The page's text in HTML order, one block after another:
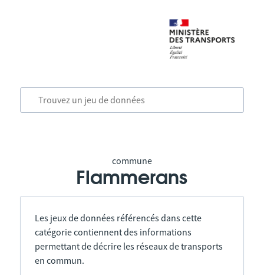
commune
Flammerans
Les jeux de données référencés dans cette
catégorie contiennent des informations
permettant de décrire les réseaux de transports
en commun.